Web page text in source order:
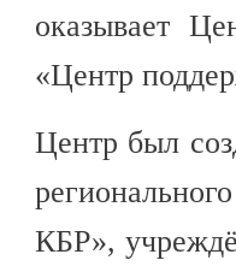
оказывает
«Центр
Центр был
КБР»,